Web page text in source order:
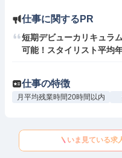
仕事に関するPR
短期デビューカリキュラ
可能！スタイリスト平均
仕事の特徴
月平均残業時間20時間以内
いま見ている求